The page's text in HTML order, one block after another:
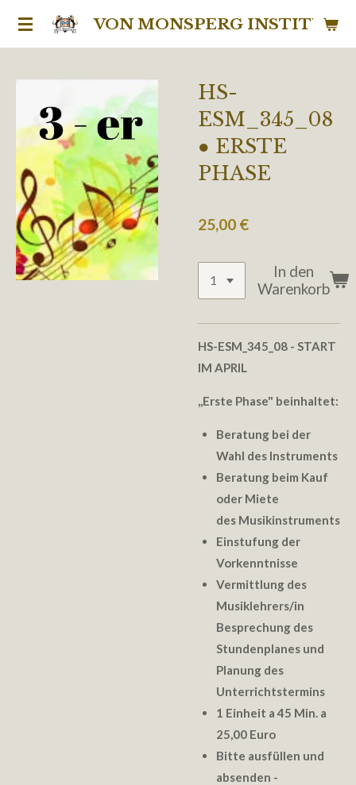
Zum
VON MONSPERG INSTITUT
HS-
ESM_345_08
● ERSTE
PHASE
25,00 €
In den
Warenkorb
HS-ESM_345_08 - START
IM APRIL
,,Erste Phase" beinhaltet:
Beratung bei der
Wahl des Instruments
Beratung beim Kauf
oder Miete
des Musikinstruments
Einstufung der
Vorkenntnisse
Vermittlung des
Musiklehrers/in
Besprechung des
Stundenplanes und
Planung des
Unterrichtstermins
1 Einheit a 45 Min. a
25,00 Euro
Bitte ausfüllen und
absenden -